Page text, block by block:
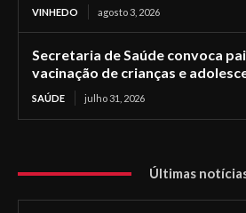
VINHEDO agosto 3, 2026
Secretaria de Saúde convoca
vacinação de crianças e
SAÚDE julho 31, 2026
Últimas